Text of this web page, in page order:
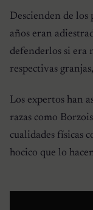
Descienden de los
años eran
defenderlos si era
respectivas
Los expertos han
razas como
cualidades físicas
hocico que lo